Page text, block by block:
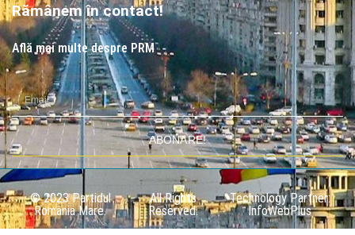
Rămânem în contact!
Află mai multe despre PRM
ABONARE!
© 2023 Partidul
România Mare.
All Rights
Reserved.
Technology Partner:
InfoWebPlus